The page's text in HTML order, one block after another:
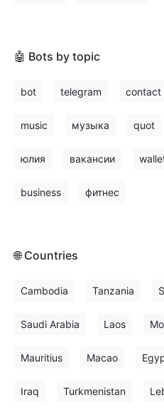
🤖 Bots by topic
bot telegram contact
music музыка quot
юлия вакансии
business фитнес
🌐 Countries
Cambodia Tanzania
Saudi Arabia Laos
Mauritius Macao
Iraq Turkmenistan